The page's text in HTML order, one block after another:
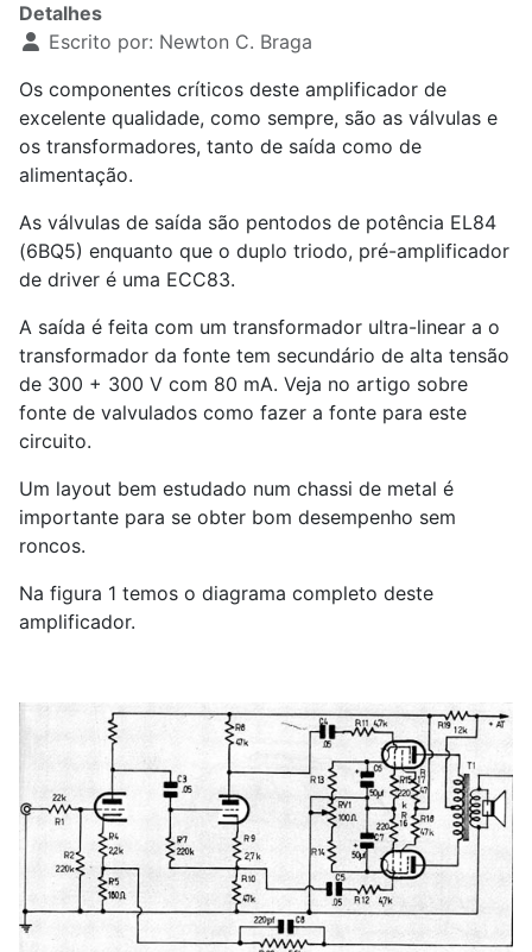
Detalhes
Escrito por: Newton C. Braga
Os componentes críticos deste amplificador de
excelente qualidade, como sempre, são as válvulas e
os transformadores, tanto de saída como de
alimentação.
As válvulas de saída são pentodos de potência EL84
(6BQ5) enquanto que o duplo triodo, pré-amplificador
de driver é uma ECC83.
A saída é feita com um transformador ultra-linear a o
transformador da fonte tem secundário de alta tensão
de 300 + 300 V com 80 mA. Veja no artigo sobre
fonte de valvulados como fazer a fonte para este
circuito.
Um layout bem estudado num chassi de metal é
importante para se obter bom desempenho sem
roncos.
Na figura 1 temos o diagrama completo deste
amplificador.